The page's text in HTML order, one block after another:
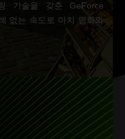
기술을 갖춘 GeForce
없는 속도로 마치 영화와